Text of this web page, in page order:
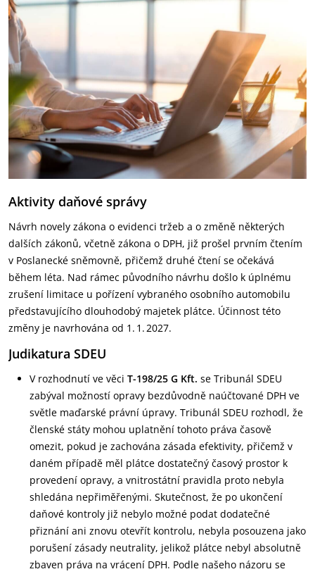
Aktivity daňové správy
Návrh novely zákona o evidenci tržeb a o změně některých
dalších zákonů, včetně zákona o DPH, již prošel prvním čtením
v Poslanecké sněmovně, přičemž druhé čtení se očekává
během léta. Nad rámec původního návrhu došlo k úplnému
zrušení limitace u pořízení vybraného osobního automobilu
představujícího dlouhodobý majetek plátce. Účinnost této
změny je navrhována od 1. 1. 2027.
Judikatura SDEU
V rozhodnutí ve věci T-198/25 G Kft. se Tribunál SDEU
zabýval možností opravy bezdůvodně naúčtované DPH ve
světle maďarské právní úpravy. Tribunál SDEU rozhodl, že
členské státy mohou uplatnění tohoto práva časově
omezit, pokud je zachována zásada efektivity, přičemž v
daném případě měl plátce dostatečný časový prostor k
provedení opravy, a vnitrostátní pravidla proto nebyla
shledána nepřiměřenými. Skutečnost, že po ukončení
daňové kontroly již nebylo možné podat dodatečné
přiznání ani znovu otevřít kontrolu, nebyla posouzena jako
porušení zásady neutrality, jelikož plátce nebyl absolutně
zbaven práva na vrácení DPH. Podle našeho názoru se